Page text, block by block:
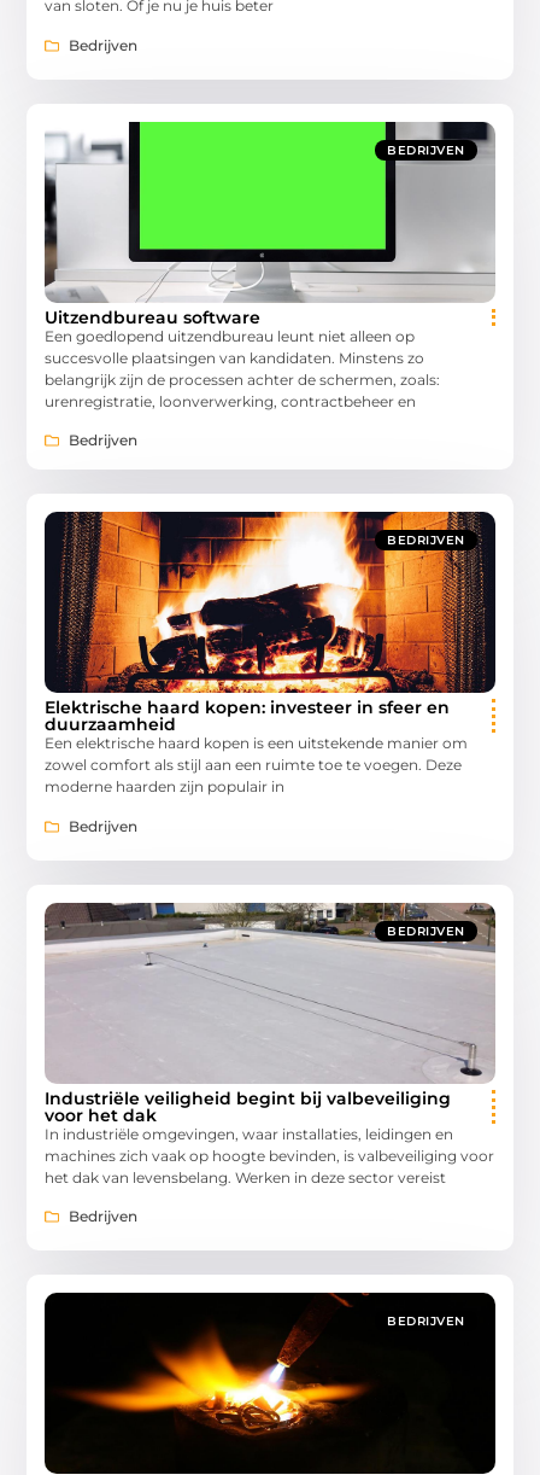
van sloten. Of je nu je huis beter
Bedrijven
BEDRIJVEN
Uitzendbureau software
Een goedlopend uitzendbureau leunt niet alleen op
succesvolle plaatsingen van kandidaten. Minstens zo
belangrijk zijn de processen achter de schermen, zoals:
urenregistratie, loonverwerking, contractbeheer en
Bedrijven
BEDRIJVEN
Elektrische haard kopen: investeer in sfeer en
duurzaamheid
Een elektrische haard kopen is een uitstekende manier om
zowel comfort als stijl aan een ruimte toe te voegen. Deze
moderne haarden zijn populair in
Bedrijven
BEDRIJVEN
Industriële veiligheid begint bij valbeveiliging
voor het dak
In industriële omgevingen, waar installaties, leidingen en
machines zich vaak op hoogte bevinden, is valbeveiliging voor
het dak van levensbelang. Werken in deze sector vereist
Bedrijven
BEDRIJVEN